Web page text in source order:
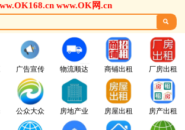
www.OK网.cn

广告宣传
公众大众
物流顺达
房地产业
商铺出租
房屋出租
厂房出租
房产出租